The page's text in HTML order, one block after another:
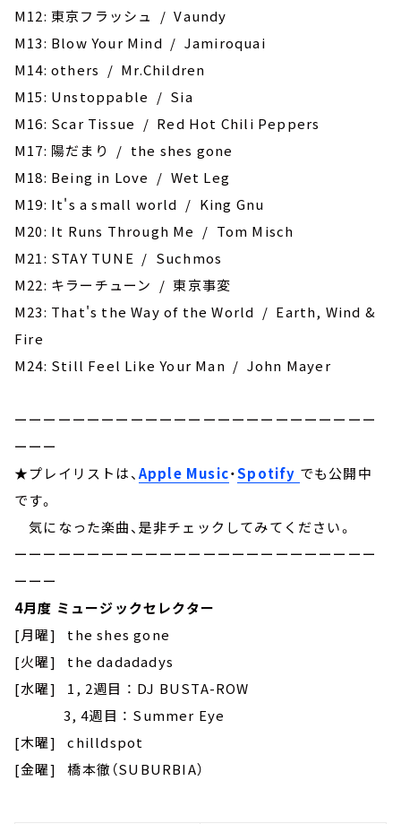
M12: 東京フラッシュ / Vaundy
M13: Blow Your Mind / Jamiroquai
M14: others / Mr.Children
M15: Unstoppable / Sia
M16: Scar Tissue / Red Hot Chili Peppers
M17: 陽だまり / the shes gone
M18: Being in Love / Wet Leg
M19: It's a small world / King Gnu
M20: It Runs Through Me / Tom Misch
M21: STAY TUNE / Suchmos
M22: キラーチューン / 東京事変
M23: That's the Way of the World / Earth, Wind &
Fire
M24: Still Feel Like Your Man / John Mayer
ーーーーーーーーーーーーーーーーーーーーーーーーー
ーーー
★プレイリストは、Apple Music・Spotify でも公開中
です。
気になった楽曲、是非チェックしてみてください。
ーーーーーーーーーーーーーーーーーーーーーーーーー
ーーー
4月度 ミュージックセレクター
[月曜] the shes gone
[火曜] the dadadadys
[水曜] 1, 2週目 ： DJ BUSTA-ROW
3, 4週目 ： Summer Eye
[木曜] chilldspot
[金曜] 橋本徹（SUBURBIA）